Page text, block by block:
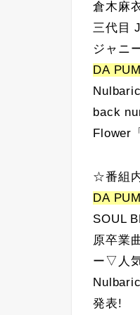
倉木麻
三代目
ジャニ
DA
back
Flower
☆番組
DA
SOUL
原卒業
ー▽人
発表!